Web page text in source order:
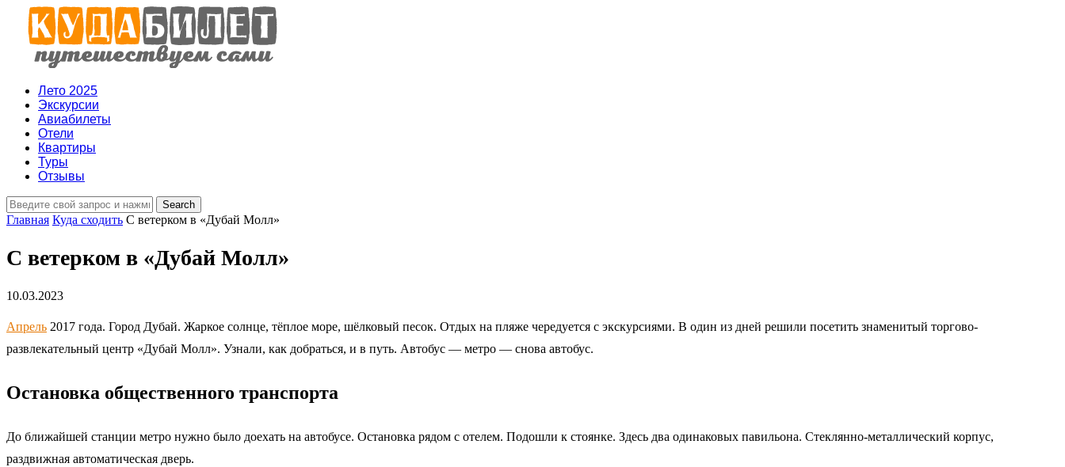
Лето 2025
Экскурсии
Авиабилеты
Отели
Квартиры
Туры
Отзывы
Главная Куда сходить С ветерком в «Дубай Молл»
С ветерком в «Дубай Молл»
10.03.2023
Апрель 2017 года. Город Дубай. Жаркое солнце, тёплое море, шёлковый песок. Отдых на пляже чередуется с экскурсиями. В один из дней решили посетить знаменитый торгово-
развлекательный центр «Дубай Молл». Узнали, как добраться, и в путь. Автобус — метро — снова автобус.
Остановка общественного транспорта
До ближайшей станции метро нужно было доехать на автобусе. Остановка рядом с отелем. Подошли к стоянке. Здесь два одинаковых павильона. Стеклянно-металлический корпус,
раздвижная автоматическая дверь.